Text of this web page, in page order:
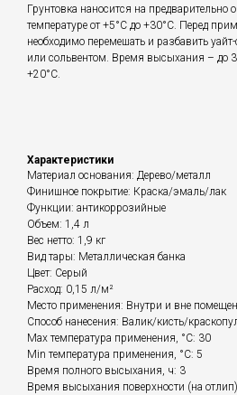
Грунтовка наносится на
температуре от +5°С до +30°С. Перед
необходимо перемешать и разбавить
или сольвентом. Время высыхания – до 3
+20°С.
Характеристики
Материал основания: Дерево/металл
Финишное покрытие: Краска/эмаль/лак
Функции: антикоррозийные
Объем: 1,4 л
Вес нетто: 1,9 кг
Вид тары: Металлическая банка
Цвет: Серый
Расход: 0,15 л/м²
Место применения: Внутри и вне
Способ нанесения: Валик/кисть/
Max температура применения, °С: 30
Min температура применения, °С: 5
Время полного высыхания, ч: 3
Время высыхания поверхности (на